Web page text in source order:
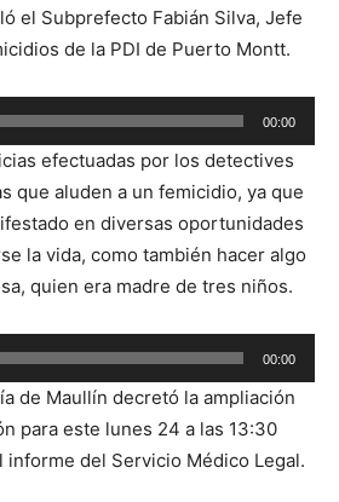
el Subprefecto Fabián Silva, Jefe
de la PDI de Puerto Montt.
00:00
efectuadas por los detectives
que aluden a un femicidio, ya que
en diversas oportunidades
la vida, como también hacer algo
quien era madre de tres niños.
00:00
de Maullín decretó la ampliación
para este lunes 24 a las 13:30
informe del Servicio Médico Legal.